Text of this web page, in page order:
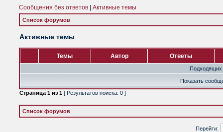
Сообщения без ответов Активные темы
Список форумов
Активные темы
Темы Автор Ответы
Подходящих
Показать
Страница 1 из 1 [ Результатов поиска: 0 ]
Список форумов
Перейти: